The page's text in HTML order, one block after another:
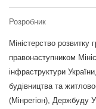
Розробник
Міністерство розвитку
правонаступником
інфраструктури
будівництва та
(Мінрегіон), Держбуду